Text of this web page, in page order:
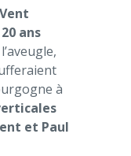
ans
à
et Paul